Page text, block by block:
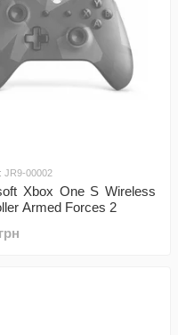
JR9-00002
Xbox One S Wireless
Armed Forces 2